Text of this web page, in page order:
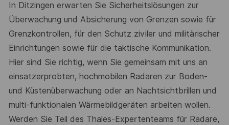
In Ditzingen erwarten Sie Sicherheitslösungen zur
Überwachung und Absicherung von Grenzen sowie für
Grenzkontrollen, für den Schutz ziviler und militärischer
Einrichtungen sowie für die taktische Kommunikation.
Hier sind Sie richtig, wenn Sie gemeinsam mit uns an
einsatzerprobten, hochmobilen Radaren zur Boden-
und Küstenüberwachung oder an Nachtsichtbrillen und
multi-funktionalen Wärmebildgeräten arbeiten wollen.
Werden Sie Teil des Thales-Expertenteams für Radare,